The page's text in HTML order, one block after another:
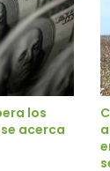
los
acerca